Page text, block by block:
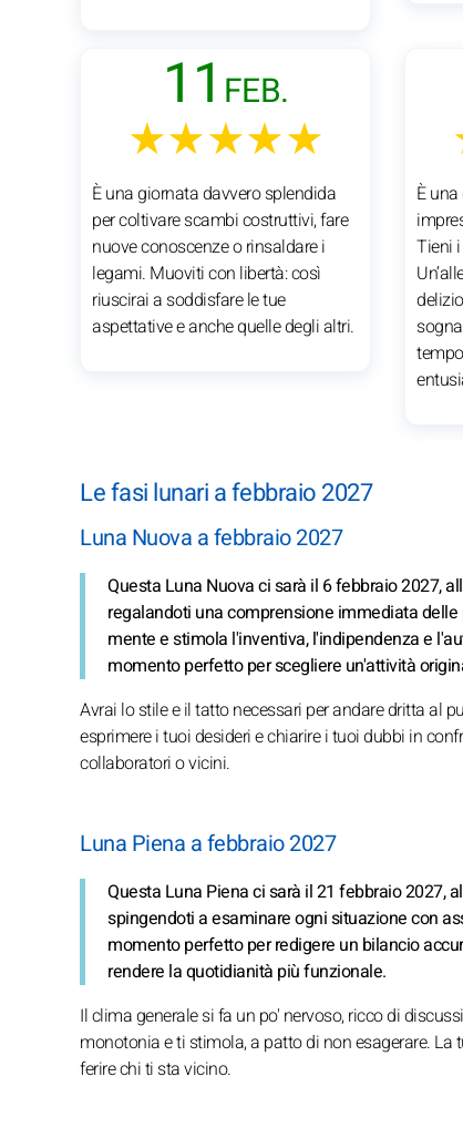
11 FEB.
★★★★★
È una giornata davvero splendida
per coltivare scambi costruttivi, fare
nuove conoscenze o rinsaldare i
legami. Muoviti con libertà: così
riuscirai a soddisfare le tue
aspettative e anche quelle degli altri.
È
Tieni
Le fasi lunari a febbraio 2027
Luna Nuova a febbraio 2027
Questa Luna Nuova ci sarà il 6 febbraio 2027,
regalandoti una comprensione immediata
mente e stimola l'inventiva, l'indipendenza e
momento perfetto per scegliere un'attività
Avrai lo stile e il tatto necessari per andare dritta al
esprimere i tuoi desideri e chiarire i tuoi dubbi in
collaboratori o vicini.
Luna Piena a febbraio 2027
Questa Luna Piena ci sarà il 21 febbraio 2027,
spingendoti a esaminare ogni situazione con
momento perfetto per redigere un bilancio
rendere la quotidianità più funzionale.
Il clima generale si fa un po' nervoso, ricco di
monotonia e ti stimola, a patto di non esagerare.
ferire chi ti sta vicino.